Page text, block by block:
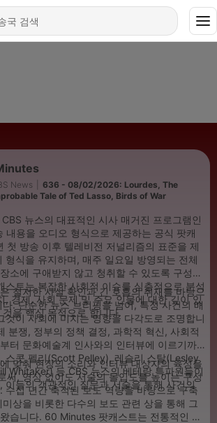
News
636 - 08/02/2026: Lourdes, The
Tale of Ted Lasso, Birds of War
뉴스의 대표적인 시사 매거진 프로그램인
내용을 오디오 형식으로 제공하는 공식 팟캐
첫 방송 이후 텔레비전 저널리즘의 표준을 제
형식을 유지하며, 매주 일요일 방영되는 전체
소에 구애받지 않고 청취할 수 있도록 구성되
스트는 복잡한 사회적 이슈를 심층적으로 분석
, 경제, 사회 문제 및 주요 인물에 대한 깊이 있
을 핵심 목적으로 합니다.
철저한 사실 확인과 긴 호흡의 취재를 바탕으
. 단순한 뉴스 브리핑을 넘어, 특정 사건의 배
것이 사회에 미치는 영향을 다각도로 조명합니
분쟁, 정부의 정책 결정, 과학적 혁신, 사회적
터 문화예술계 인사와의 인터뷰에 이르기까
스콧 펠리(Scott Pelley), 레슬리 스탈(Lesley
Whitaker) 등 CBS 뉴스의 베테랑 특파원들이
이들의 객관적인 질문과 서술을 통해 사건의
맞춰 현장의 소리와 인터뷰 대상자의 육성을
써, 영상 없이도 서술의 몰입도를 높이는 구성
수십 년간 축적된 보도 역량을 바탕으로 구축
상을 비롯한 다수의 보도 관련 상을 통해 그
습니다. 60 Minutes 팟캐스트는 전통적인 방